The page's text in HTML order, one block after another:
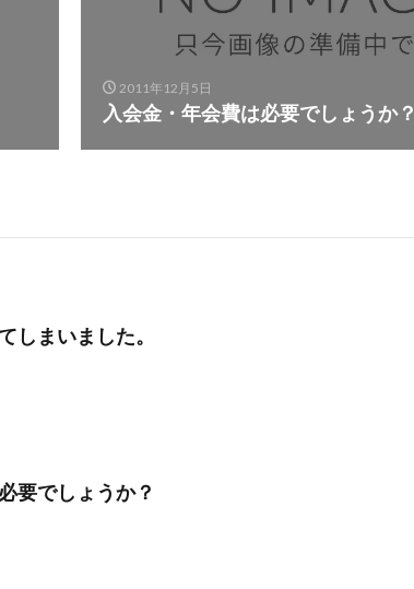
2011年12月5日
入会金・年会費は必要でしょうか？
しまいました。
要でしょうか？